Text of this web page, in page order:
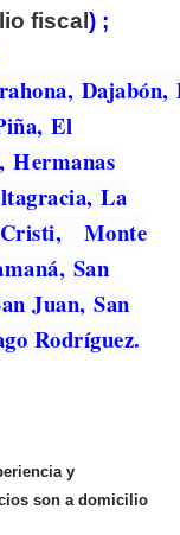
fiscal) ;
El
Hermanas
La
Cristi, Monte
San
Juan, San
Rodríguez.
y
son a domicilio